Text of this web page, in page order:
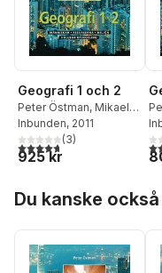
Geografi 1 och 2
Peter Östman, Mikael
Gardestrand Bengtsson
Inbunden, 2011
4,7utav 5 stjärnor. Totalt
(3)
925 kr
Du kanske